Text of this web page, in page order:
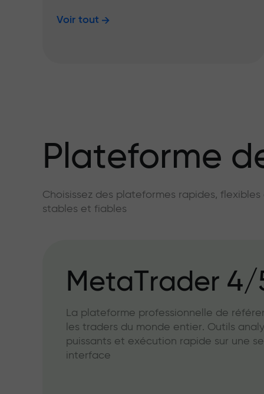
Voir tout
Plateforme
Choisissez des plateformes rapides,
stables et fiables
MetaTrader 4/
La plateforme professionnelle de
les traders du monde entier. Outils
puissants et exécution rapide sur une
interface